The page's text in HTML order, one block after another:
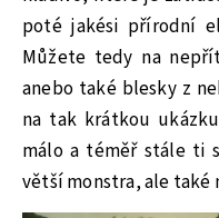
poté jakési přírodní
Můžete tedy na
anebo také blesky z
na tak krátkou
málo a téměř stále ti
větší monstra, ale také